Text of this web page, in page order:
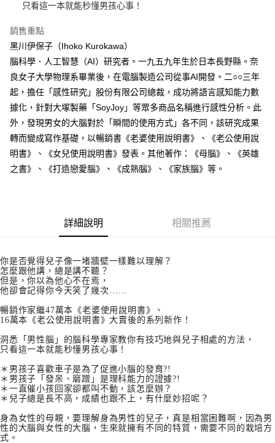
每筆NT$60，滿NT$499(含以上)免運費
付款後7-11取貨
每筆NT$60，滿NT$499(含以上)免運費
宅配
每筆NT$100，滿NT$499(含以上)免運費
只看這一本就能秒懂男孩心事！
銷售重點
黑川伊保子（Ihoko Kurokawa）
腦科學．人工智慧（AI）研究者。一九五九年生於日本長野縣。奈
良女子大學物理系畢業後，在電腦製造公司從事AI開發。二○○三年
起，擔任「感性研究」股份有限公司總裁，成功將語言感知能力數
據化，針對大塚製藥「SoyJoy」等眾多商品名稱進行感性分析。此
外，發現男女的大腦對於「瞬間的使用方式」各不同，該研究成果
轉而變成寫作基礎，以暢銷書《老婆使用說明書》、《老公使用說
明書》、《女兒使用說明書》發表。其他著作：《母腦》、《英雄
之書》、《打造戀愛腦》、《成熟腦》、《家族腦》等。
詳細說明 相關推薦
你是否覺得兒子像一堵牆壁一樣難以理解？
怎麼跟他講，總是講不聽？
但是，你以為他心不在焉，
他卻會記得你今天笑了幾次……
暢銷作家繼47萬本《老婆使用說明書》、
16萬本《老公使用說明書》大賣後的系列新作！
洞悉「男性腦」的腦科學專家教你有技巧地與兒子相處的方法，
只看這一本就能秒懂男孩心事！
＊男孩子喜歡車子是為了促進小腦的發育?!
＊男孩子「發呆、磨蹭」是理科能力的證據?!
＊一直催小孩回家卻都叫不動，該怎麼辦？
＊兒子總是長不高，成績也跟不上，有什麼妙招呢？
身為女性的母親，要理解身為男性的兒子，真是相當困難啊，因為男
性的大腦與女性的大腦，生來就擁有不同的特質，需要不同的栽培方
式。